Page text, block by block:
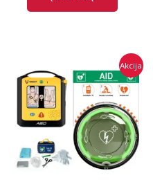
424,00 €. 369,00 €.
Akcija